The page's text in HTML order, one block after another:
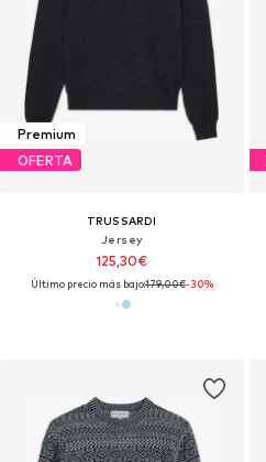
Premium
OFERTA
TRUSSARDI
Jersey
125,30€
Último precio más bajo:179,00€-30%